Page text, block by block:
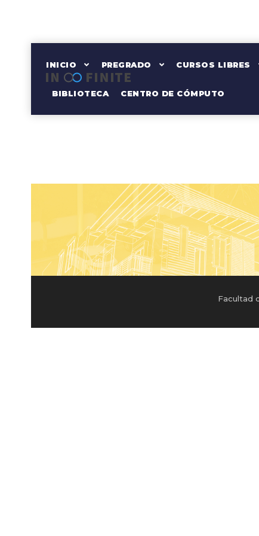
INICIO PREGRADO CURSOS LIBRES
BIBLIOTECA CENTRO DE CÓMPUTO
Facultad